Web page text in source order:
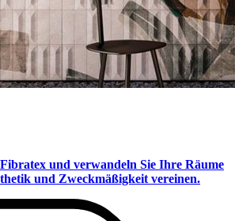
und verwandeln Sie Ihre Räume
und Zweckmäßigkeit vereinen.